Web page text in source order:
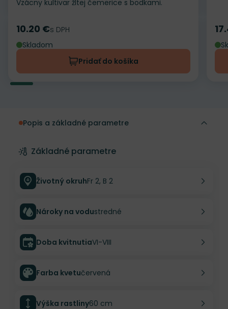
Vzácny kultivar žltej čemerice s bodkami.
Cena
10.20 €s DPH
Skladom
Pridať do košíka
Popis a základné parametre
Základné parametre
Životný okruhFr 2, B 2
Nároky na vodustredné
Doba kvitnutiaVI-VIII
Farba kvetučervená
Výška rastliny60 cm